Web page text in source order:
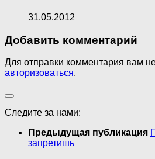
31.05.2012
Добавить комментарий
Для отправки комментария вам
авторизоваться.
Следите за нами:
Предыдущая публикация
запретишь